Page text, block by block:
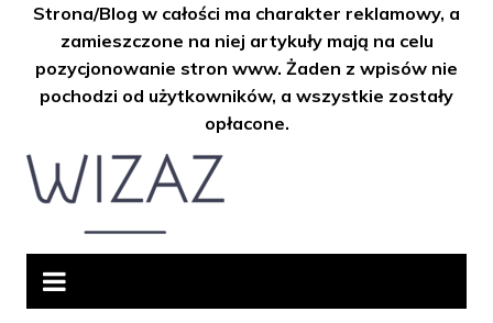
Strona/Blog w całości ma charakter reklamowy, a
zamieszczone na niej artykuły mają na celu
pozycjonowanie stron www. Żaden z wpisów nie
pochodzi od użytkowników, a wszystkie zostały
opłacone.
Skip
content